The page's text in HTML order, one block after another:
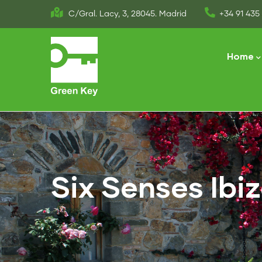
to
C/Gral. Lacy, 3, 28045. Madrid +34 91 435
Home
Six Senses